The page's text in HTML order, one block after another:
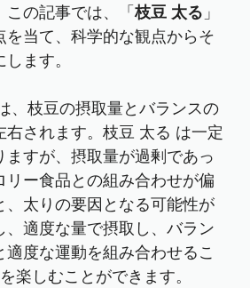
この記事では、「枝豆 太る 」
を当て、科学的な観点からそ
ます。
、枝豆の摂取量とバランスの
されます。枝豆 太る は一定
すが、摂取量が過剰であっ
リー食品との組み合わせが偏
、太りの要因となる可能性が
、適度な量で摂取し、バラン
適度な運動を組み合わせるこ
楽しむことができます。